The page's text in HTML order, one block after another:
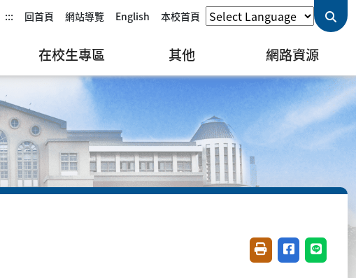
::: 回首頁 網站導覽 English 本校首頁
在校生專區 其他 網路資源
友善列印(開新視窗)
分享至臉書(
分享至